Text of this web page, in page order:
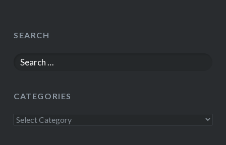
SEARCH
Search
CATEGORIES
Categories